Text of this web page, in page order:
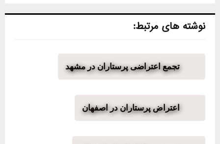
نوشته های مرتبط:
تجمع اعتراضی پرستاران در مشهد
اعتراض پرستاران در اصفهان